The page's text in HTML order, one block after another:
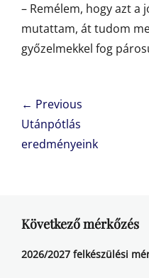
– Remélem, hogy azt
mutattam, át tudom
győzelmekkel fog
Bejegyzés
navigáció
← Previous
Previous
post:
Utánpótlás
eredményeink
Következő mérkőzés
2026/2027 felkészülési